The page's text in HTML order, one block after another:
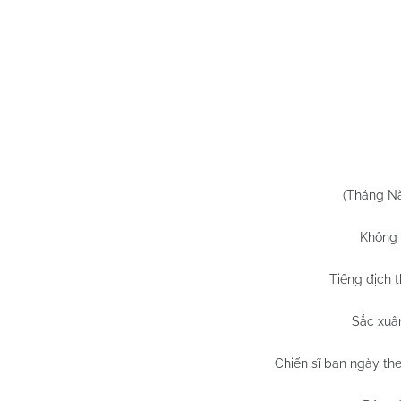
(Tháng
Tiếng địch
Sắc
Chiến sĩ ban ngày